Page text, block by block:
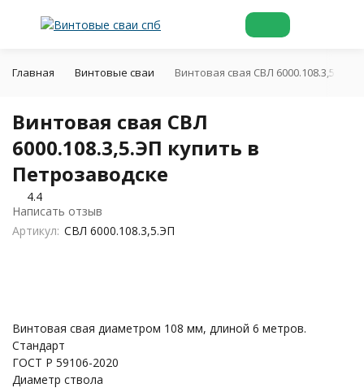
Главная Винтовые сваи Винтовая свая СВЛ 6000.108.3,5.ЭП
Винтовая свая СВЛ
6000.108.3,5.ЭП купить в
Петрозаводске
4.4
Написать отзыв
Артикул: СВЛ 6000.108.3,5.ЭП
Винтовая свая диаметром 108 мм, длиной 6 метров.
Стандарт
ГОСТ Р 59106-2020
Диаметр ствола